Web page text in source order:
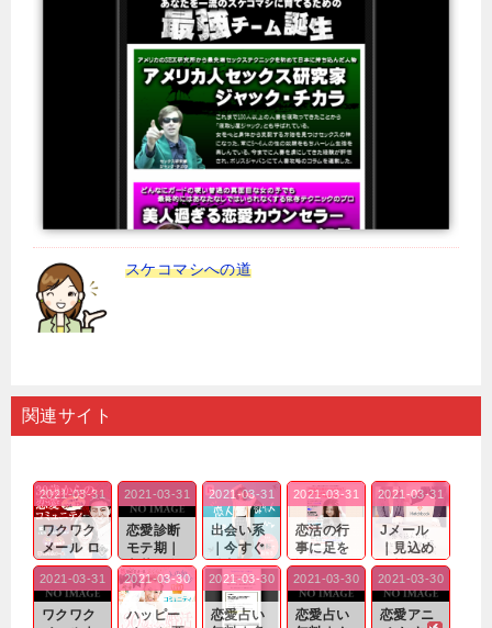
スケコマシへの道
関連サイト
ワクワク
メール ロ
グイン pc
｜心の底
から真
剣...
2021-03-31
恋愛診断
モテ期｜
老若男女
問わ
ず…。
2021-03-31
出会い系
｜今すぐ
仲良くな
れる相手
探しをし
たいと...
2021-03-31
恋活の行
事に足を
運んでも
出会いの
チャンス
が訪れ...
2021-03-31
Jメール
｜見込め
る効果が
確実なも
のであっ
ても…...
2021-03-31
ワクワク
2021-03-31
ハッピー
2021-03-30
恋愛占い
2021-03-30
恋愛占い
2021-03-30
恋愛アニ
2021-03-30